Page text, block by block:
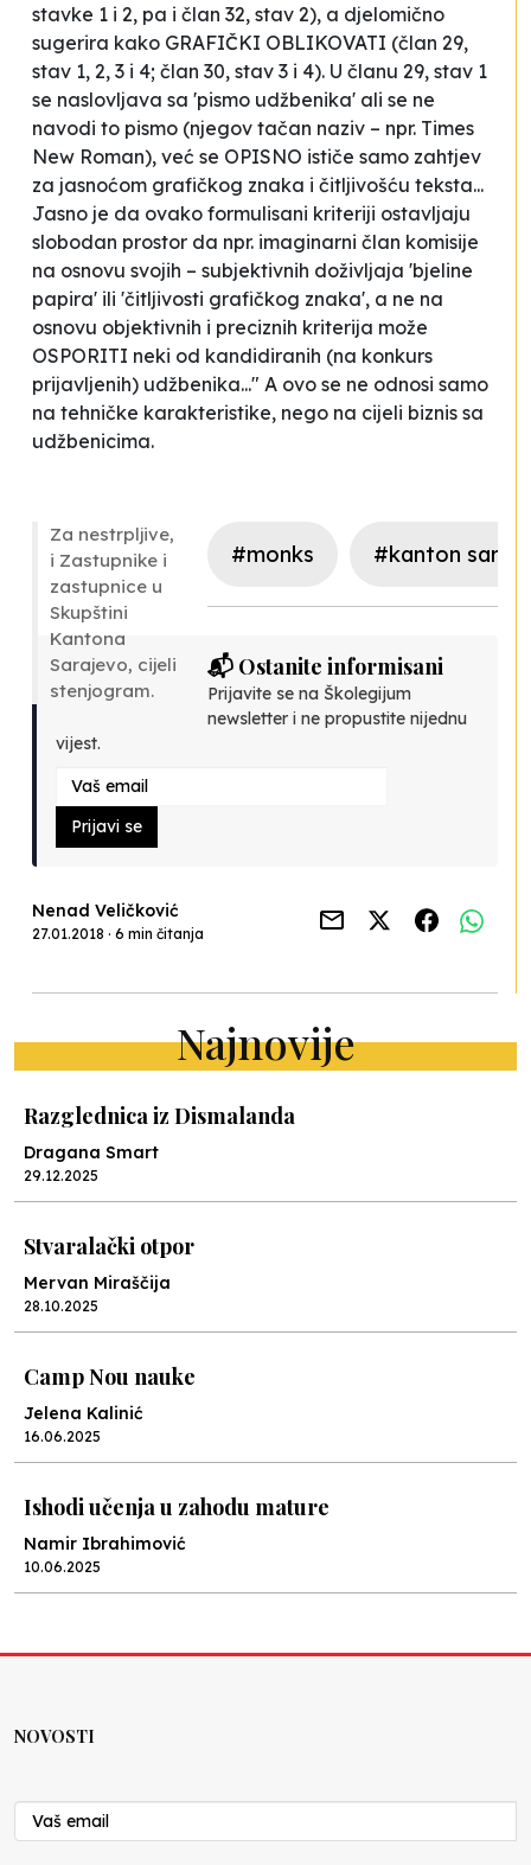
stavke 1 i 2, pa i član 32, stav 2), a djelomično
sugerira kako GRAFIČKI OBLIKOVATI (član 29,
stav 1, 2, 3 i 4; član 30, stav 3 i 4). U članu 29, stav 1
se naslovljava sa 'pismo udžbenika' ali se ne
navodi to pismo (njegov tačan naziv – npr. Times
New Roman), već se OPISNO ističe samo zahtjev
za jasnoćom grafičkog znaka i čitljivošću teksta...
Jasno je da ovako formulisani kriteriji ostavljaju
slobodan prostor da npr. imaginarni član komisije
na osnovu svojih – subjektivnih doživljaja 'bjeline
papira' ili 'čitljivosti grafičkog znaka', a ne na
osnovu objektivnih i preciznih kriterija može
OSPORITI neki od kandidiranih (na konkurs
prijavljenih) udžbenika..." A ovo se ne odnosi samo
na tehničke karakteristike, nego na cijeli biznis sa
udžbenicima.
Za nestrpljive,
i Zastupnike i
zastupnice u
Skupštini
Kantona
Sarajevo, cijeli
stenjogram.
#monks #kanton
📬 Ostanite informisani
Prijavite se na Školegijum
newsletter i ne propustite nijednu
vijest.
Prijavi se
Nenad Veličković
27.01.2018 · 6 min čitanja
Najnovije
Razglednica iz Dismalanda
Dragana Smart
29.12.2025
Stvaralački otpor
Mervan Miraščija
28.10.2025
Camp Nou nauke
Jelena Kalinić
16.06.2025
Ishodi učenja u zahodu mature
Namir Ibrahimović
10.06.2025
Nenad Veličković
29.10.2024
NOVOSTI